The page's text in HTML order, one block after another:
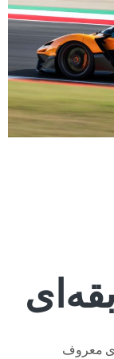
معروف